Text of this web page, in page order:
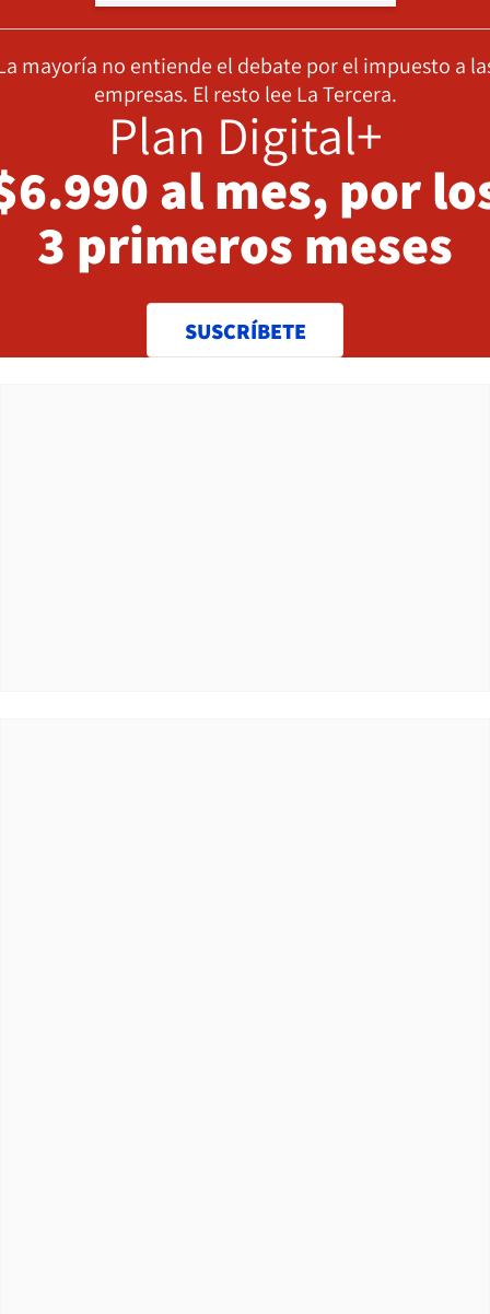
mayoría no entiende el debate por el impuesto a
empresas. El resto lee La Tercera.
Plan Digital+
al mes, por
3 primeros meses
SUSCRÍBETE